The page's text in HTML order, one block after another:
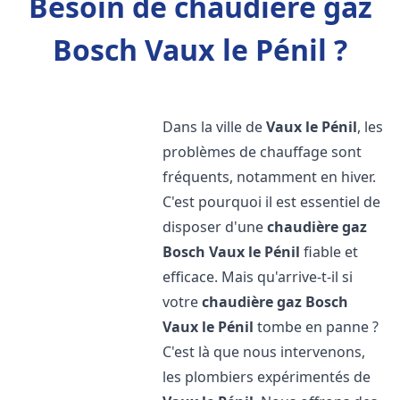
Bosch Vaux le Pénil ?
Dans la ville deVaux le Pénil, les
problèmes de chauffage sont
fréquents, notamment en hiver.
C'est pourquoi il est essentiel de
disposer d'unechaudière gaz
Bosch Vaux le Pénil fiable et
efficace. Mais qu'arrive-t-il si
votrechaudière gaz Bosch
Vaux le Pénil tombe en panne ?
C'est là que nous intervenons,
les plombiers expérimentés de